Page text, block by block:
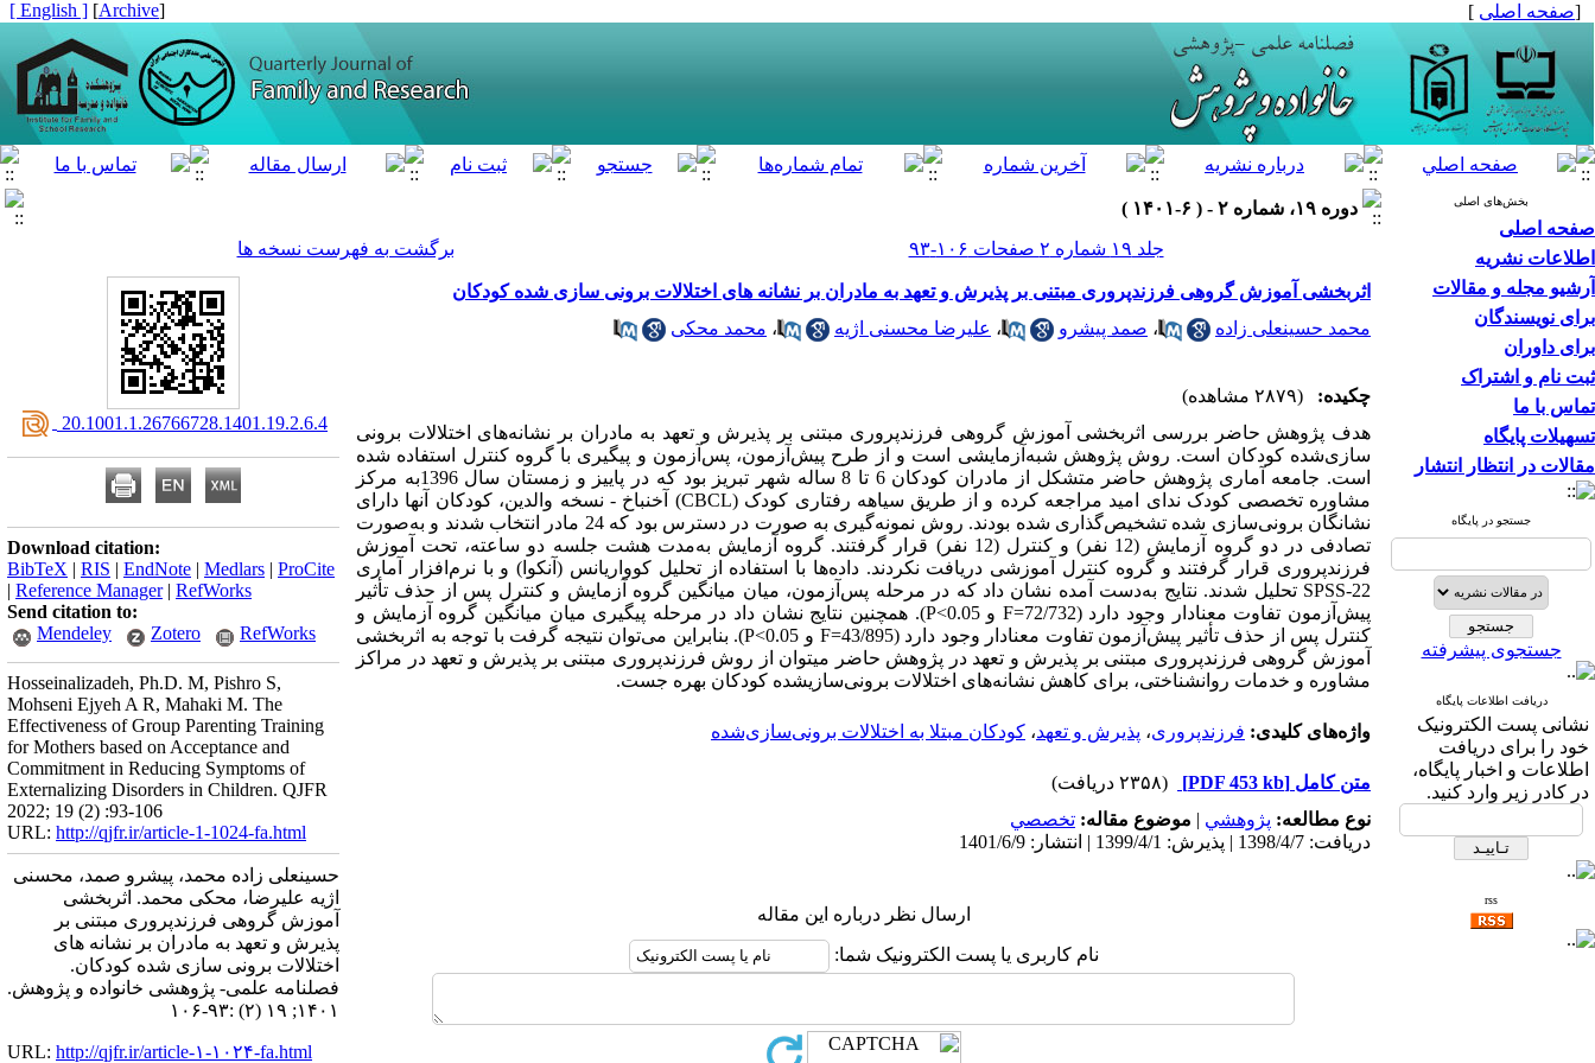
[صفحه اصلی ]
[
Archive
]
[ English ]
بخش‌های اصلی
صفحه اصلی
اطلاعات نشریه
آرشیو مجله و مقالات
برای نویسندگان
برای داوران
ثبت نام و اشتراک
تماس با ما
تسهیلات پایگاه
مقالات در انتظار انتشار
جستجو در پایگاه
جستجوی پیشرفته
دریافت اطلاعات پایگاه
نشانی پست الکترونیک
خود را برای دریافت
اطلاعات و اخبار پایگاه،
در کادر زیر وارد کنید.
rss
دوره ۱۹، شماره ۲ - ( ۶-۱۴۰۱ )
جلد ۱۹ شماره ۲ صفحات ۱۰۶-۹۳
برگشت به فهرست نسخه ها
اثربخشی آموزش گروهی فرزندپروری مبتنی بر پذیرش و تعهد به مادران بر نشانه های اختلالات برونی سازی شده کودکان
محمد حسینعلی زاده
، صمد پیشرو ، علیرضا محسنی اژیه ، محمد محکی
چکیده:
(۲۸۷۹ مشاهده)
هدف پژوهش حاضر بررسی اثربخشی آموزش گروهی فرزندپروری مبتنی بر پذیرش و تعهد به مادران بر نشانه­‌های اختلالات برونی­‌
سازی­‌شده کودکان است. روش پژوهش شبه‌­آزمایشی است و از طرح پیش­‌آزمون، پس­‌آزمون و پیگیری با گروه کنترل استفاده شده
است. جامعه آماری پژوهش حاضر متشکل از مادران کودکان 6 تا 8 ساله شهر تبریز بود که در پاییز و زمستان سال 1396به مرکز
مشاوره تخصصی کودک ندای امید مراجعه کرده و از طریق سیاهه­ رفتاری کودک (CBCL) آخنباخ - نسخه والدین، کودکان آنها دارای
نشانگان برونی‌­سازی شده تشخیص‌­گذاری شده بودند. روش نمونه‌­گیری به صورت در دسترس بود که 24 مادر انتخاب شدند و به‌­صورت
تصادفی در دو گروه آزمایش (12 نفر) و کنترل (12 نفر) قرار گرفتند. گروه آزمایش به­‌مدت هشت جلسه دو ساعته، تحت آموزش
فرزندپروری قرار گرفتند و گروه کنترل آموزشی دریافت نکردند. داده‌­ها با استفاده از تحلیل کوواریانس (آنکوا) و با نرم­‌افزار آماری
SPSS-22 تحلیل شدند. نتایج به­‌دست آمده نشان داد که در مرحله پس‌­آزمون، میان میانگین گروه آزمایش و کنترل پس از حذف تأثیر
پیش‌­آزمون تفاوت معنادار وجود دارد (72/732=F و 0.05>P). همچنین نتایج نشان داد در مرحله پیگیری میان میانگین گروه آزمایش و
کنترل پس از حذف تأثیر پیش‌­آزمون تفاوت معنادار وجود دارد (43/895=F و 0.05>P). بنابراین می­‌توان نتیجه گرفت با توجه به اثربخشی
آموزش گروهی فرزندپروری مبتنی بر پذیرش و تعهد در پژوهش حاضر می­توان از روش فرزندپروری مبتنی بر پذیرش و تعهد در مراکز
مشاوره و خدمات روان­شناختی، برای کاهش نشانه­‌های اختلالات برونی‌­سازی­شده کودکان بهره جست.
واژه‌های کلیدی: فرزندپروری، پذیرش و تعهد، کودکان مبتلا به اختلالات برونی‌سازی‌شده
متن کامل [PDF 453 kb]
(۲۳۵۸ دریافت)
نوع مطالعه: پژوهشي | موضوع مقاله: تخصصي
دریافت: 1398/4/7 | پذیرش: 1399/4/1 | انتشار: 1401/6/9
ارسال نظر درباره این مقاله
نام کاربری یا پست الکترونیک شما:
‎ 20.1001.1.26766728.1401.19.2.6.4
Download citation:
BibTeX | RIS | EndNote | Medlars | ProCite
| Reference Manager| RefWorks
Send citation to:
Mendeley
Zotero RefWorks
Hosseinalizadeh, Ph.D. M, Pishro S,
Mohseni Ejyeh A R, Mahaki M. The
Effectiveness of Group Parenting Training
for Mothers based on Acceptance and
Commitment in Reducing Symptoms of
Externalizing Disorders in Children. QJFR
2022; 19 (2) :93-106
URL: http://qjfr.ir/article-1-1024-fa.html
حسینعلی زاده محمد، پیشرو صمد، محسنی
اژیه علیرضا، محکی محمد. اثربخشی
آموزش گروهی فرزندپروری مبتنی بر
پذیرش و تعهد به مادران بر نشانه های
اختلالات برونی سازی شده کودکان.
فصلنامه علمی- پژوهشی خانواده و پژوهش.
۱۴۰۱; ۱۹ (۲) :۹۳-۱۰۶
URL: http://qjfr.ir/article-۱-۱۰۲۴-fa.html